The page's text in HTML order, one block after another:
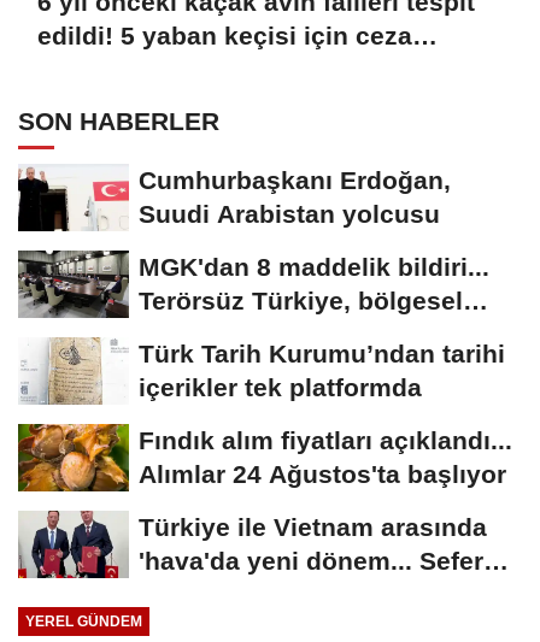
edildi! 5 yaban keçisi için ceza
SON HABERLER
Cumhurbaşkanı Erdoğan,
Suudi Arabistan yolcusu
MGK'dan 8 maddelik bildiri...
Terörsüz Türkiye, bölgesel
Türk Tarih Kurumu’ndan tarihi
içerikler tek platformda
Fındık alım fiyatları açıklandı...
Alımlar 24 Ağustos'ta başlıyor
Türkiye ile Vietnam arasında
'hava'da yeni dönem... Sefer
YEREL GÜNDEM